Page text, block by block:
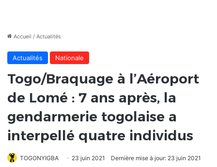
Accueil / Actualités
Actualités Nationale
Togo/Braquage à l’Aéroport
de Lomé : 7 ans après, la
gendarmerie togolaise a
interpellé quatre individus
TOGONYIGBA 23 juin 2021 Dernière mise à jour: 23 juin 2021